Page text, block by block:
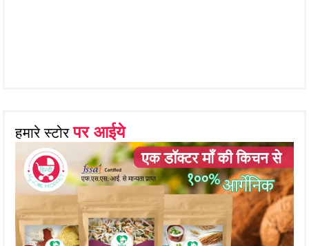
हमारे स्टोरपर आईये